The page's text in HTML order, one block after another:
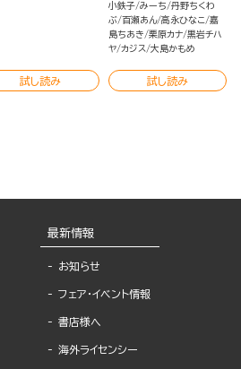
試し読み
小鉄子 みーち 丹野ちくわ
ぶ 百瀬あん 高永ひなこ 嘉
島ちあき 栗原カナ 黒岩チハ
ヤ カジス 大島かもめ
試し読み
最新情報
お知らせ
フェア・イベント情報
書店様へ
海外ライセンシー